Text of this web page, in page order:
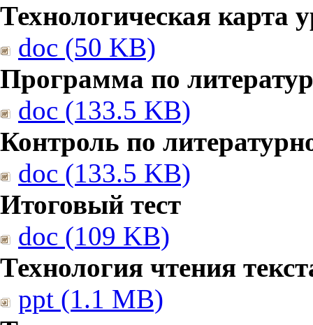
Технологическая карта
doc (50 KB)
Программа по
doc (133.5 KB)
Контроль по
doc (133.5 KB)
Итоговый тест
doc (109 KB)
Технология чтения
ppt (1.1 MB)